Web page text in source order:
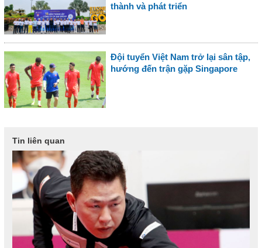
thành và phát triển
Đội tuyển Việt Nam trở lại sân tập,
hướng đến trận gặp Singapore
Tin liên quan